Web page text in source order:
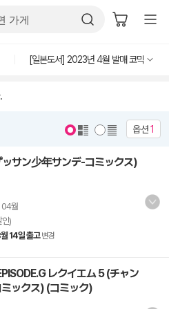
[일본도서] 2023년 4월 발매 코믹
옵션1
サン少年サンデ-コミックス)
월
인)
14일 출고 변경
レクイエム 5 (チャン
ミックス) (コミック)